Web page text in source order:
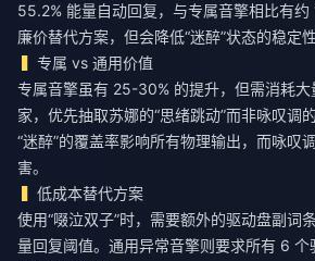
55.2% 能量自动回复，与专属音擎相比有约
廉价替代方案，但会降低“迷醉”状态的稳定性
专属 vs 通用价值
专属音擎虽有 25-30% 的提升，但需消耗
家，优先抽取苏娜的“思绪跳动”而非咏叹调
“迷醉”的覆盖率影响所有物理输出，而咏叹
害。
低成本替代方案
使用“啜泣双子”时，需要额外的驱动盘副词
量回复阈值。通用异常音擎则要求所有 6